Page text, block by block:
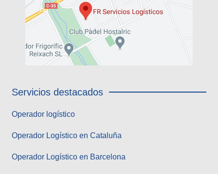
Servicios destacados
Operador logístico
Operador Logístico en Cataluña
Operador Logístico en Barcelona